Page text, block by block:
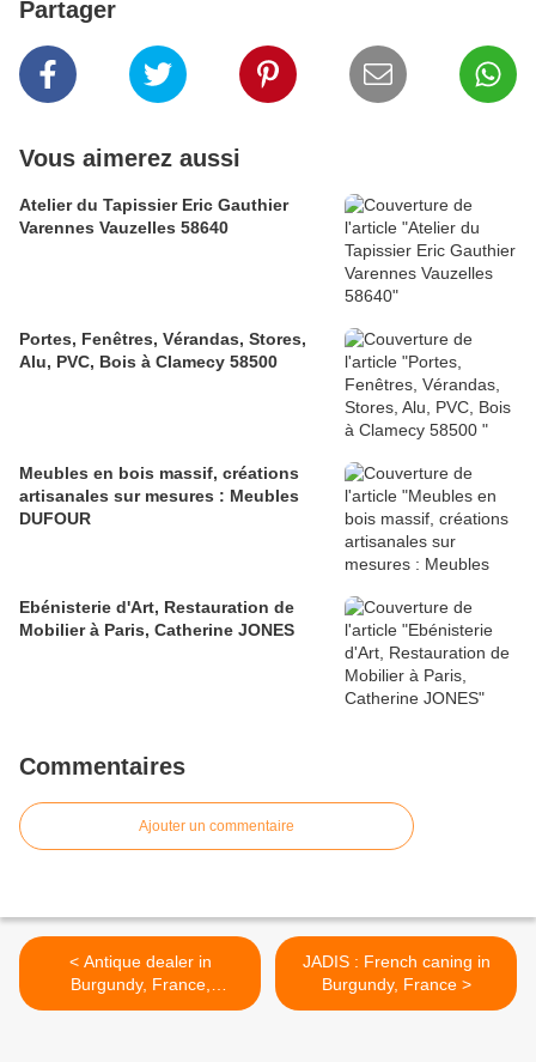
Partager
Vous aimerez aussi
Atelier du Tapissier Eric Gauthier
Varennes Vauzelles 58640
Portes, Fenêtres, Vérandas, Stores,
Alu, PVC, Bois à Clamecy 58500
Meubles en bois massif, créations
artisanales sur mesures : Meubles
DUFOUR
Ebénisterie d'Art, Restauration de
Mobilier à Paris, Catherine JONES
Commentaires
Ajouter un commentaire
< Antique dealer in
Burgundy, France,
Antiquités St Vincent
JADIS : French caning in
Burgundy, France >